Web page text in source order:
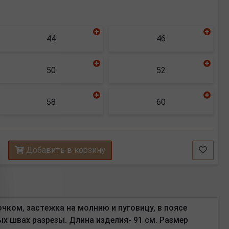
44 46
50 52
58 60
Добавить в корзину
застежка на молнию и пуговицу, в поясе
швах разрезы. Длина изделия- 91 см. Размер